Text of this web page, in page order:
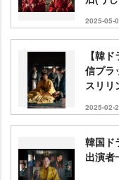
2025-05-
【韓
信プラ
スリリ
2025-02-
韓国ド
出演者